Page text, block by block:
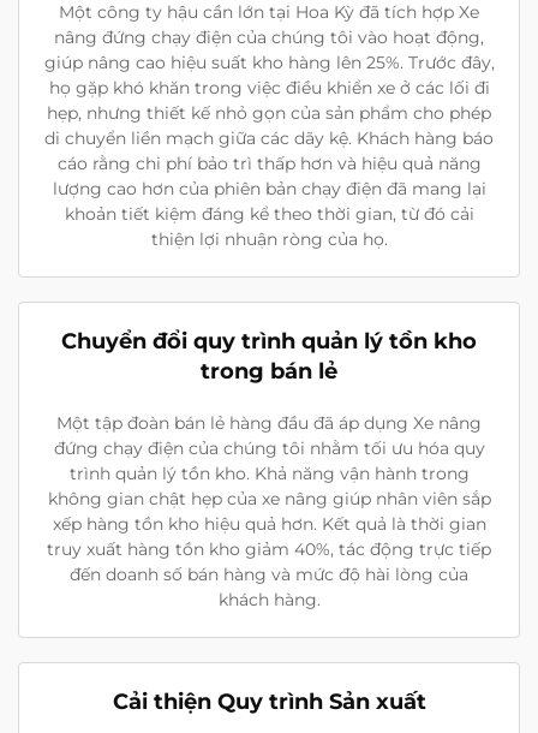
Một công ty hậu cần lớn tại Hoa Kỳ đã tích hợp Xe
nâng đứng chạy điện của chúng tôi vào hoạt động,
giúp nâng cao hiệu suất kho hàng lên 25%. Trước đây,
họ gặp khó khăn trong việc điều khiển xe ở các lối đi
hẹp, nhưng thiết kế nhỏ gọn của sản phẩm cho phép
di chuyển liền mạch giữa các dãy kệ. Khách hàng báo
cáo rằng chi phí bảo trì thấp hơn và hiệu quả năng
lượng cao hơn của phiên bản chạy điện đã mang lại
khoản tiết kiệm đáng kể theo thời gian, từ đó cải
thiện lợi nhuận ròng của họ.
Chuyển đổi quy trình quản lý tồn kho
trong bán lẻ
Một tập đoàn bán lẻ hàng đầu đã áp dụng Xe nâng
đứng chạy điện của chúng tôi nhằm tối ưu hóa quy
trình quản lý tồn kho. Khả năng vận hành trong
không gian chật hẹp của xe nâng giúp nhân viên sắp
xếp hàng tồn kho hiệu quả hơn. Kết quả là thời gian
truy xuất hàng tồn kho giảm 40%, tác động trực tiếp
đến doanh số bán hàng và mức độ hài lòng của
khách hàng.
Cải thiện Quy trình Sản xuất